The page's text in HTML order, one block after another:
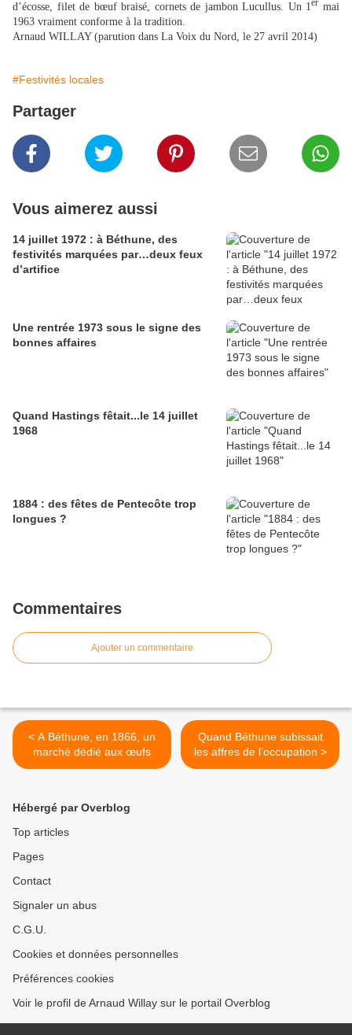
d’écosse, filet de bœuf braisé, cornets de jambon Lucullus. Un 1er mai
1963 vraiment conforme à la tradition.
Arnaud WILLAY (parution dans La Voix du Nord, le 27 avril 2014)
#Festivités locales
Partager
Vous aimerez aussi
14 juillet 1972 : à Béthune, des
festivités marquées par…deux feux
d’artifice
Une rentrée 1973 sous le signe des
bonnes affaires
Quand Hastings fêtait...le 14 juillet
1968
1884 : des fêtes de Pentecôte trop
longues ?
Commentaires
Ajouter un commentaire
< A Béthune, en 1866, un
marché dédié aux œufs
Quand Béthune subissait
les affres de l’occupation >
Hébergé par Overblog
Top articles
Pages
Contact
Signaler un abus
C.G.U.
Cookies et données personnelles
Préférences cookies
Voir le profil de Arnaud Willay sur le portail Overblog